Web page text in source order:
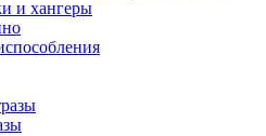
и хангеры